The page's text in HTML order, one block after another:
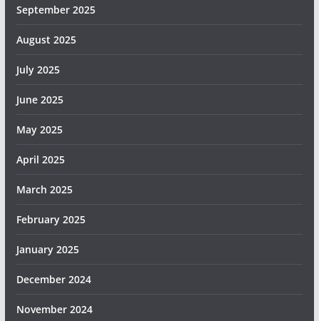
September 2025
August 2025
July 2025
June 2025
May 2025
April 2025
March 2025
February 2025
January 2025
December 2024
November 2024